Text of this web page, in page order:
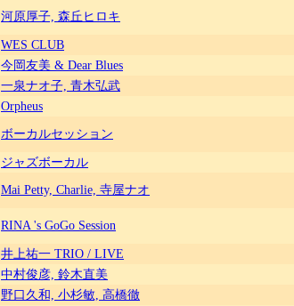
河原厚子, 森丘ヒロキ
WES CLUB
今岡友美 & Dear Blues
一泉ナオ子, 青木弘武
Orpheus
ボーカルセッション
ジャズボーカル
Mai Petty, Charlie, 寺屋ナオ
RINA 's GoGo Session
井上祐一 TRIO / LIVE
中村俊彦, 鈴木直美
野口久和, 小杉敏, 高橋徹